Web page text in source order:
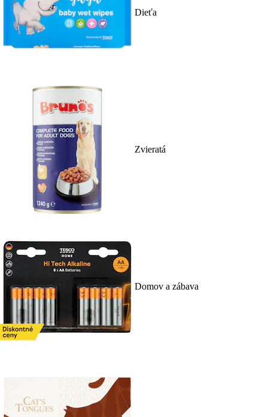
Dieťa
Zvieratá
Domov a zábava